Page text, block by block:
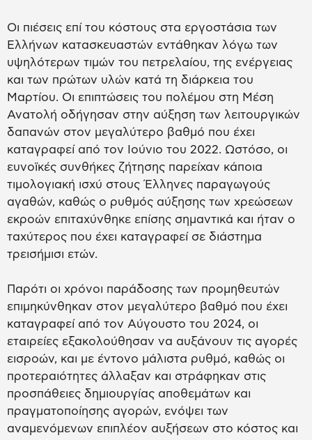
Οι πιέσεις επί του κόστους στα εργοστάσια των
Ελλήνων κατασκευαστών εντάθηκαν λόγω των
υψηλότερων τιμών του πετρελαίου, της ενέργειας
και των πρώτων υλών κατά τη διάρκεια του
Μαρτίου. Οι επιπτώσεις του πολέμου στη Μέση
Ανατολή οδήγησαν στην αύξηση των λειτουργικών
δαπανών στον μεγαλύτερο βαθμό που έχει
καταγραφεί από τον Ιούνιο του 2022. Ωστόσο, οι
ευνοϊκές συνθήκες ζήτησης παρείχαν κάποια
τιμολογιακή ισχύ στους Έλληνες παραγωγούς
αγαθών, καθώς ο ρυθμός αύξησης των χρεώσεων
εκροών επιταχύνθηκε επίσης σημαντικά και ήταν ο
ταχύτερος που έχει καταγραφεί σε διάστημα
τρεισήμισι ετών.
Παρότι οι χρόνοι παράδοσης των προμηθευτών
επιμηκύνθηκαν στον μεγαλύτερο βαθμό που έχει
καταγραφεί από τον Αύγουστο του 2024, οι
εταιρείες εξακολούθησαν να αυξάνουν τις αγορές
εισροών, και με έντονο μάλιστα ρυθμό, καθώς οι
προτεραιότητες άλλαξαν και στράφηκαν στις
προσπάθειες δημιουργίας αποθεμάτων και
πραγματοποίησης αγορών, ενόψει των
αναμενόμενων επιπλέον αυξήσεων στο κόστος και